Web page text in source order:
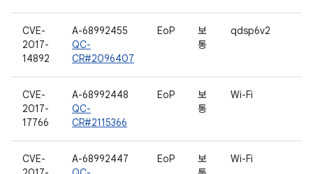
CVE-
2017-
14892
A-68992455
QC-
CR#2096407
EoP
보
통
qdsp6v2
CVE-
2017-
17766
A-68992448
QC-
CR#2115366
EoP
보
통
Wi-Fi
CVE-
A-68992447
EoP
보
Wi-Fi